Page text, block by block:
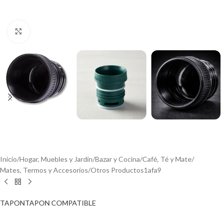
Inicio/Hogar, Muebles y Jardín/Bazar y Cocina/Café, Té y Mate/
Mates, Termos y Accesorios/Otros Productos1afa9
TAPONTAPON COMPATIBLE